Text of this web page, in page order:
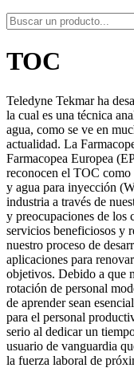
TOC
Teledyne Tekmar ha
la cual es una técnica
agua, como se ve en
actualidad. La
Farmacopea Europea
reconocen el TOC como
y agua para inyección
industria a través de
y preocupaciones de los
servicios beneficiosos y
nuestro proceso de
aplicaciones para
objetivos. Debido a que
rotación de personal
de aprender sean
para el personal
serio al dedicar un
usuario de vanguardia
la fuerza laboral de